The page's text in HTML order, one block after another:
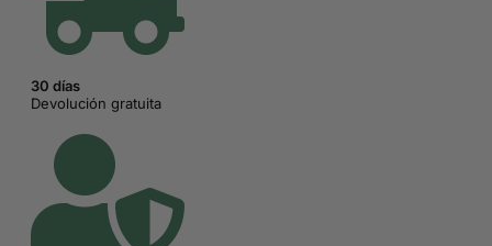
30 días
Devolución gratuita